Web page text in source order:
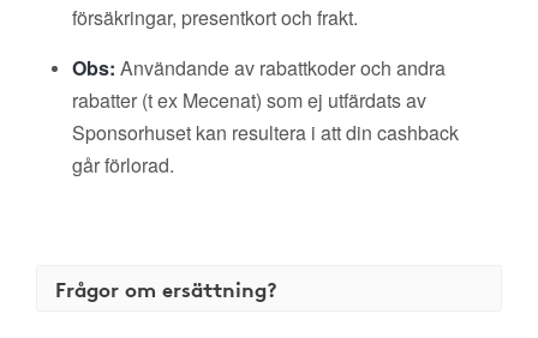
försäkringar, presentkort och frakt.
Obs: Användande av rabattkoder och andra
rabatter (t ex Mecenat) som ej utfärdats av
Sponsorhuset kan resultera i att din cashback
går förlorad.
Frågor om ersättning?